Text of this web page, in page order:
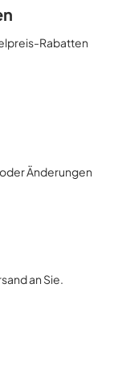
Rabatten
Änderungen
an Sie.